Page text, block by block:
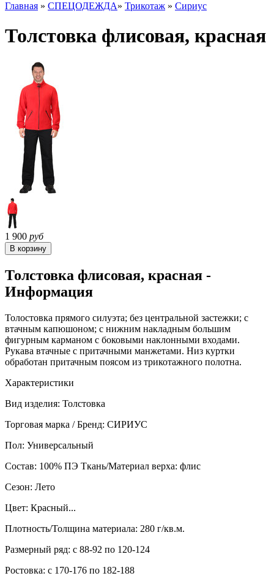
Главная » СПЕЦОДЕЖДА» Трикотаж » Сириус
Толстовка флисовая, красная
1 900 руб
Толстовка флисовая, красная -
Информация
Толостовка прямого силуэта; без центральной застежки; с
втачным капюшоном; с нижним накладным большим
фигурным карманом с боковыми наклонными входами.
Рукава втачные с притачными манжетами. Низ куртки
обработан притачным поясом из трикотажного полотна.
Характеристики
Вид изделия: Толстовка
Торговая марка / Бренд: СИРИУС
Пол: Универсальный
Состав: 100% ПЭ Ткань/Материал верха: флис
Сезон: Лето
Цвет: Красный...
Плотность/Толщина материала: 280 г/кв.м.
Размерный ряд: с 88-92 по 120-124
Ростовка: с 170-176 по 182-188